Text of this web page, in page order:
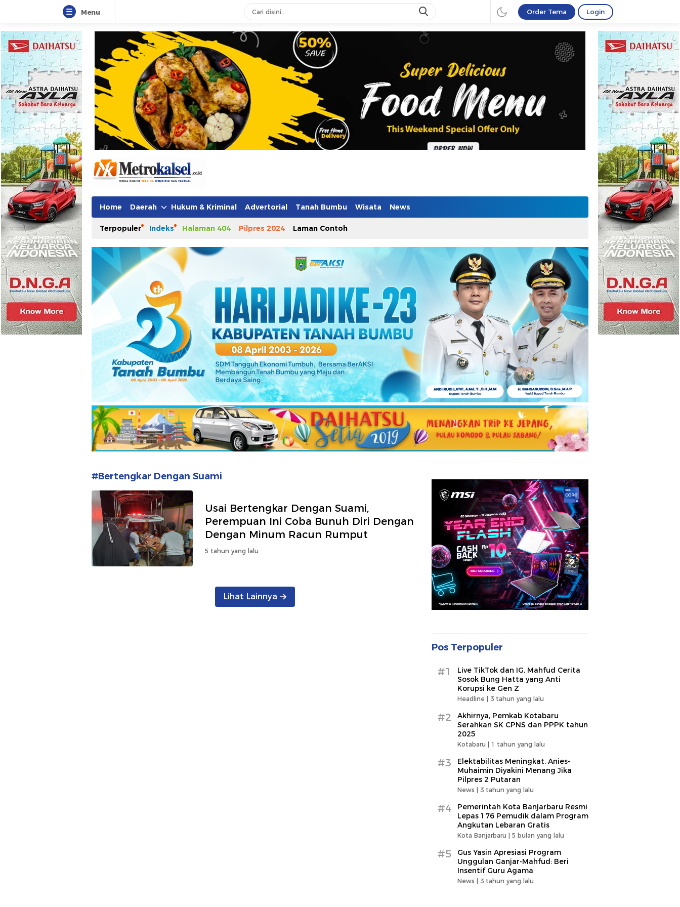
Menu Order Tema Login
Metro Kalsel
Media Online Terkini, Faktual dan Mendidik
Home Daerah Hukum & Kriminal Advertorial Tanah Bumbu Wisata News
Terpopuler Indeks Halaman 404 Pilpres 2024 Laman Contoh
#Bertengkar Dengan Suami
Usai Bertengkar Dengan Suami,
Perempuan Ini Coba Bunuh Diri Dengan
Dengan Minum Racun Rumput
5 tahun yang lalu
Lihat Lainnya
Pos Terpopuler
#1
Live TikTok dan IG, Mahfud Cerita
Sosok Bung Hatta yang Anti
Korupsi ke Gen Z
Headline | 3 tahun yang lalu
#2
Akhirnya, Pemkab Kotabaru
Serahkan SK CPNS dan PPPK tahun
2025
Kotabaru | 1 tahun yang lalu
#3
Elektabilitas Meningkat, Anies-
Muhaimin Diyakini Menang Jika
Pilpres 2 Putaran
News | 3 tahun yang lalu
#4
Pemerintah Kota Banjarbaru Resmi
Lepas 176 Pemudik dalam Program
Angkutan Lebaran Gratis
Kota Banjarbaru | 5 bulan yang lalu
#5
Gus Yasin Apresiasi Program
Unggulan Ganjar-Mahfud: Beri
Insentif Guru Agama
News | 3 tahun yang lalu